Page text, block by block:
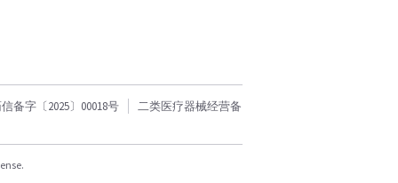
备字〔2025〕00018号 二类医疗器械经营备